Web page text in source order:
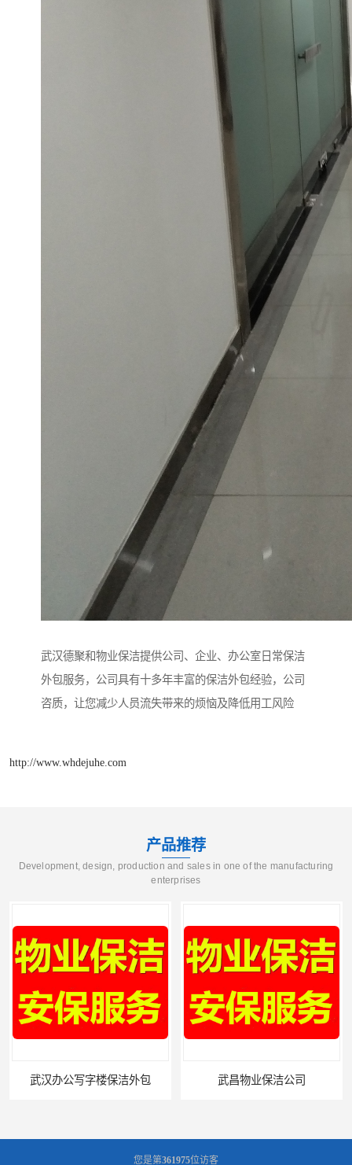
武汉德聚和物业保洁提供公司、企业、办公室日常保洁
外包服务，公司具有十多年丰富的保洁外包经验，公司
咨质，让您减少人员流失带来的烦恼及降低用工风险
http://www.whdejuhe.com
产品推荐
Development, design, production and sales in one of the manufacturing
enterprises
武昌物业保洁公司 武昌专业物业保洁
您是第361975位访客